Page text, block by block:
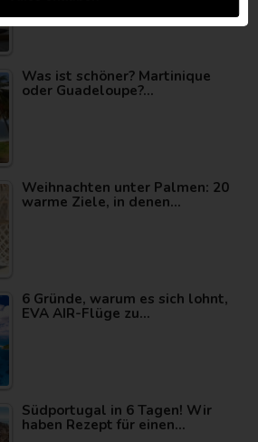
Was ist schöner? Martinique
oder Guadeloupe?…
Weihnachten unter Palmen: 20
warme Ziele, in denen…
6 Gründe, warum es sich lohnt,
EVA AIR-Flüge zu…
Südportugal in 6 Tagen! Wir
haben Rezept für einen…